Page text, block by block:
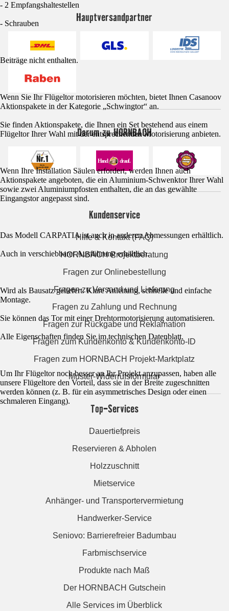
- 2 Empfangshaltestellen
- Schrauben
Beiträge nicht enthalten.
Wenn Sie Ihr Flügeltor motorisieren möchten, bietet Ihnen Casanoov
Aktionspakete in der Kategorie „Schwingtor“ an.
Sie finden Aktionspakete, die Ihnen ein Set bestehend aus einem
Flügeltor Ihrer Wahl mit der entsprechenden Motorisierung anbieten.
Wenn Ihre Installation Säulen erfordert, werden Ihnen auch
Aktionspakete angeboten, die ein Aluminium-Schwenktor Ihrer Wahl
sowie zwei Aluminiumpfosten enthalten, die an das gewählte
Eingangstor angepasst sind.
Das Modell CARPATIA ist auch in anderen Abmessungen erhältlich.
Auch in verschiebbarer Ausführung erhältlich.
Wird als Bausatz geliefert. Klare Anleitung, schnelle und einfache
Montage.
Sie können das Tor mit einer Drehtormotorisierung automatisieren.
Alle Eigenschaften finden Sie im technischen Datenblatt.
Um Ihr Flügeltor noch besser an Ihr Projekt anzupassen, haben alle
unsere Flügeltore den Vorteil, dass sie in der Breite zugeschnitten
werden können (z. B. für ein asymmetrisches Design oder einen
schmaleren Eingang).
Hauptversandpartner
Darum zu HORNBACH
Kundenservice
Hilfe & Kontakt (FAQ)
HORNBACH Projektberatung
Fragen zur Onlinebestellung
Fragen zu Versand und Lieferung
Fragen zu Zahlung und Rechnung
Fragen zur Rückgabe und Reklamation
Fragen zum Kundenkonto & Kundenkonto-ID
Fragen zum HORNBACH Projekt-Marktplatz
Muster-Widerrufsformular
Top-Services
Dauertiefpreis
Reservieren & Abholen
Holzzuschnitt
Mietservice
Anhänger- und Transportervermietung
Handwerker-Service
Seniovo: Barrierefreier Badumbau
Farbmischservice
Produkte nach Maß
Der HORNBACH Gutschein
Alle Services im Überblick